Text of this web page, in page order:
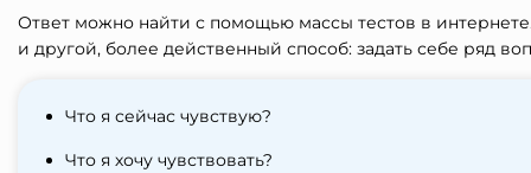
Ответ можно найти с помощью массы тестов в
и другой, более действенный способ: задать себе ряд
Что я сейчас чувствую?
Что я хочу чувствовать?